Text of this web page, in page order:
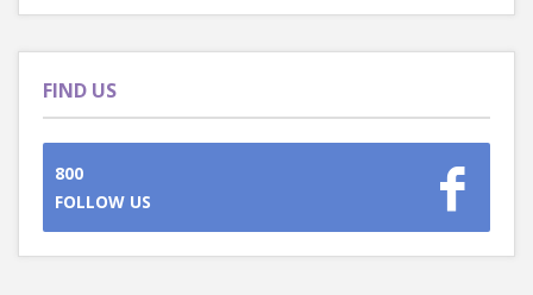
FIND US
800
FOLLOW US